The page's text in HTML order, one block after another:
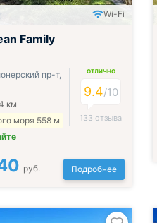
Wi-Fi
Family
пр-т,
км
моря 558 м
ОТЛИЧНО
9.4/10
133 отзыва
руб. Подробнее